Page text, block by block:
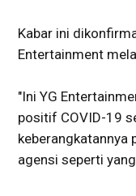
Kabar ini
Entertainment
"Ini YG
positif COVID-19
keberangkatannya
agensi seperti